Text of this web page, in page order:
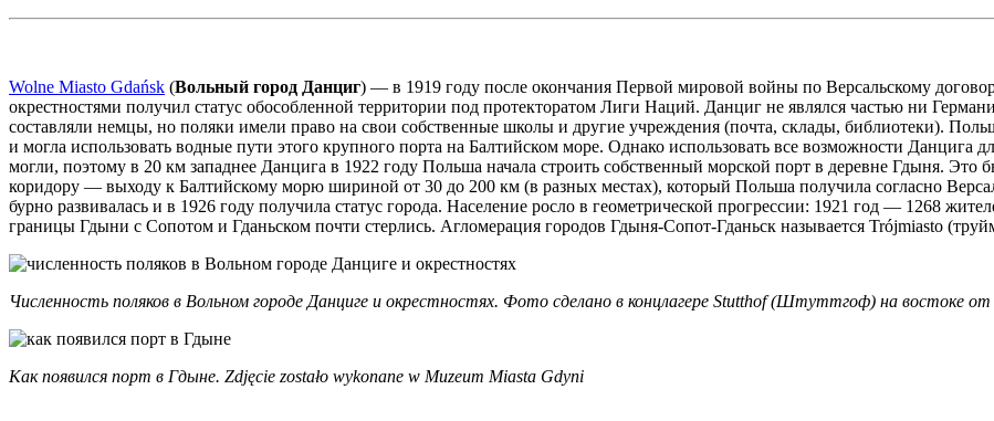
Wolne Miasto Gdańsk (Вольный город Данциг) — в 1919 году после окончания Первой мировой войны по Версальскому
окрестностями получил статус обособленной территории под протекторатом Лиги Наций. Данциг не являлся частью ни
составляли немцы, но поляки имели право на свои собственные школы и другие учреждения (почта, склады, библиотеки).
и могла использовать водные пути этого крупного порта на Балтийском море. Однако использовать все возможности Данцига
могли, поэтому в 20 км западнее Данцига в 1922 году Польша начала строить собственный морской порт в деревне Гдыня.
коридору — выходу к Балтийскому морю шириной от 30 до 200 км (в разных местах), который Польша получила согласно
бурно развивалась и в 1926 году получила статус города. Население росло в геометрической прогрессии: 1921 год — 1268
границы Гдыни с Сопотом и Гданьском почти стерлись. Агломерация городов Гдыня-Сопот-Гданьск называется Trójmiasto
Численность поляков в Вольном городе Данциге и окрестностях. Фото сделано в концлагере Stutthof (Штуттгоф) на востоке от
Как появился порт в Гдыне. Zdjęcie zostało wykonane w Muzeum Miasta Gdyni